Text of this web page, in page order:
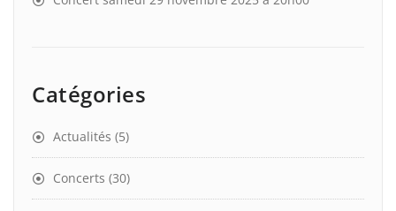
Catégories
Actualités (5)
Concerts (30)